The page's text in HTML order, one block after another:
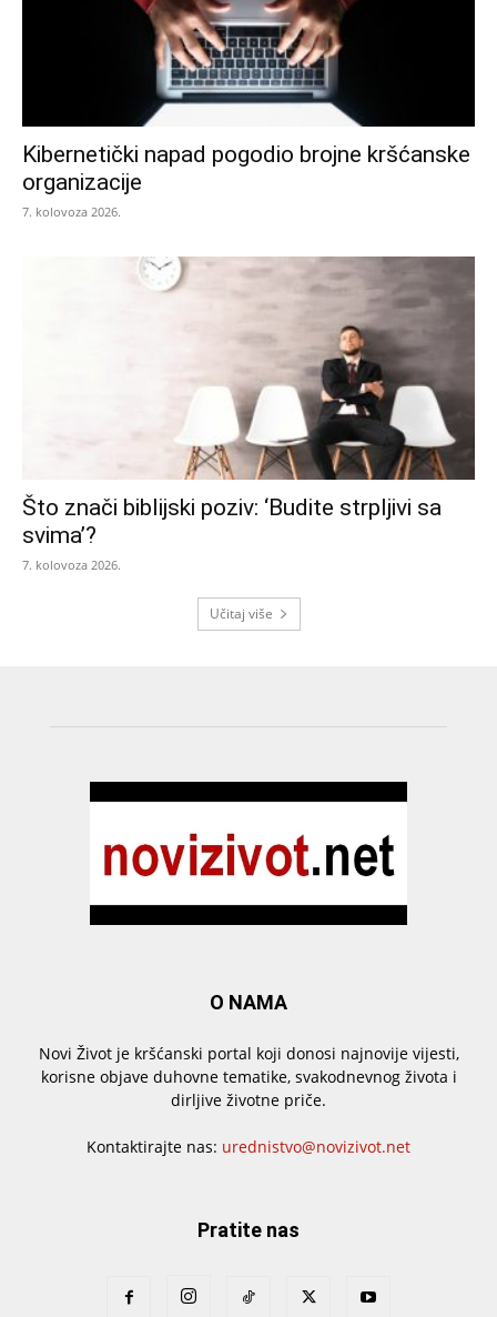
Kibernetički napad pogodio brojne kršćanske
organizacije
7. kolovoza 2026.
Što znači biblijski poziv: ‘Budite strpljivi sa
svima’?
7. kolovoza 2026.
Učitaj više
O NAMA
Novi Život je kršćanski portal koji donosi najnovije vijesti,
korisne objave duhovne tematike, svakodnevnog života i
dirljive životne priče.
Kontaktirajte nas: urednistvo@novizivot.net
Pratite nas